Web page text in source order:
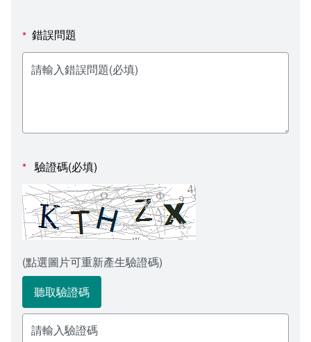
教學媒體處
電算中心
人事室
意見信箱
各單位意見信箱
諮詢信箱進度查詢
影音資訊
* 錯誤問題
* 驗證碼(必填)
(點選圖片可重新產生驗證碼)
聽取驗證碼